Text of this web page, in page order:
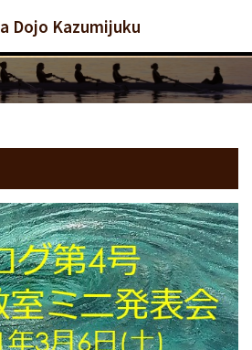
Dojo Kazumijuku